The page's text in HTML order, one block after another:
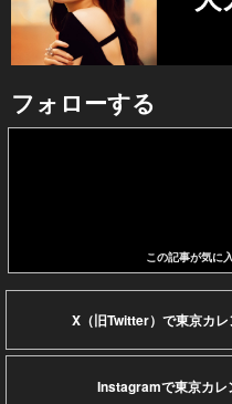
フォローする
この記事が気に
X（旧Twitter）で東京カ
Instagramで東京カレ